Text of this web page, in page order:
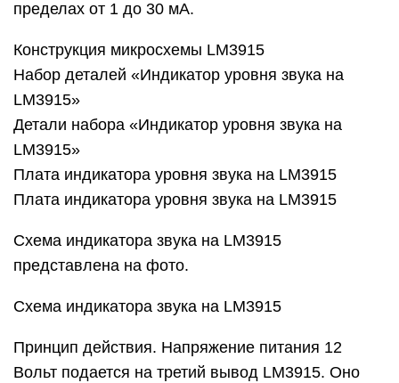
пределах от 1 до 30 мА.
Конструкция микросхемы LM3915
Набор деталей «Индикатор уровня звука на
LM3915»
Детали набора «Индикатор уровня звука на
LM3915»
Плата индикатора уровня звука на LM3915
Плата индикатора уровня звука на LM3915
Схема индикатора звука на LM3915
представлена на фото.
Схема индикатора звука на LM3915
Принцип действия. Напряжение питания 12
Вольт подается на третий вывод LM3915. Оно